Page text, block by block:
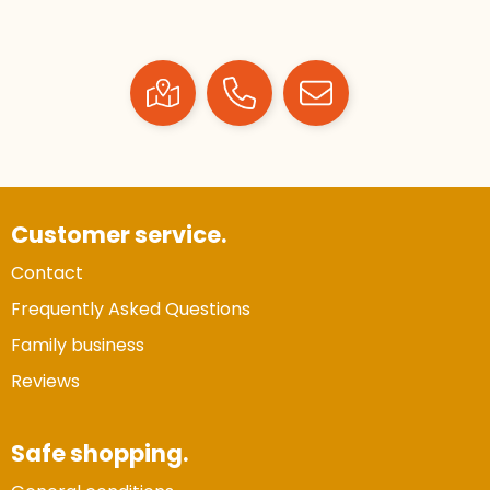
Customer service.
Contact
Frequently Asked Questions
Family business
Reviews
Safe shopping.